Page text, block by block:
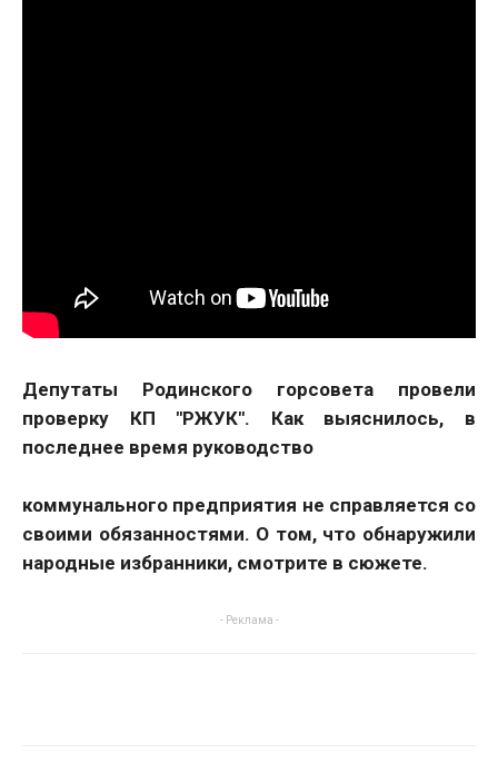
Депутаты Родинского горсовета провели
проверку КП "РЖУК". Как выяснилось, в
последнее время руководство
коммунального предприятия не справляется со
своими обязанностями. О том, что обнаружили
народные избранники, смотрите в сюжете.
- Реклама -